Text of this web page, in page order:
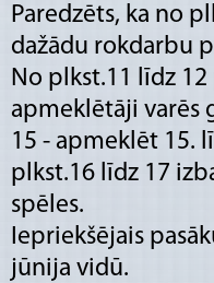
Paredzēts, ka no
dažādu rokdarbu
No plkst.11 līdz
apmeklētāji varēs
15 - apmeklēt 15.
plkst.16 līdz 17
spēles.
Iepriekšējais
jūnija vidū.